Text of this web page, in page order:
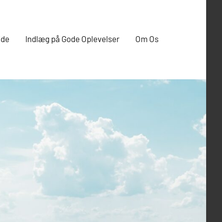
Indlæg på Gode Oplevelser Om Os